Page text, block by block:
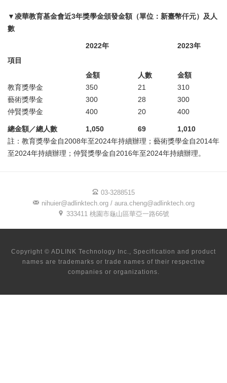
▼凌華教育基金會近3年獎學金頒發金額（單位：新臺幣仟元）及人
數
項目
2022年 2023年
金額 人數
金額
教育獎學金
350 21
310
藝術獎學金
300 28
300
仲賢獎學金
400 20 400
總金額／總人數 1,050 69
1,010
註：教育獎學金自2008年至2024年持續辦理；藝術獎學金自2014年
至2024年持續辦理；仲賢獎學金自2016年至2024年持續辦理。
03-3288515
nihuier@adlinktech.org / aura.cheng@adlinktech.org
333411 桃園市龜山區華亞一路66號
Copyright © ADLINK Technology Inc., Specification and product
names are trademarks or trade names of their respective
companies or organizations.